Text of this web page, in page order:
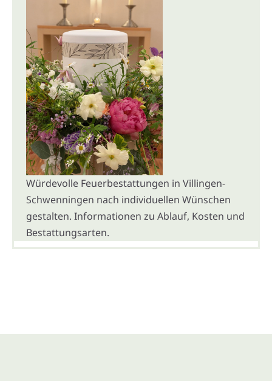
Würdevolle Feuerbestattungen in Villingen-
Schwenningen nach individuellen Wünschen
gestalten. Informationen zu Ablauf, Kosten und
Bestattungsarten.